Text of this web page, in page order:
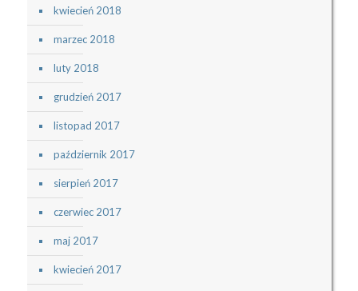
kwiecień 2018
marzec 2018
luty 2018
grudzień 2017
listopad 2017
październik 2017
sierpień 2017
czerwiec 2017
maj 2017
kwiecień 2017